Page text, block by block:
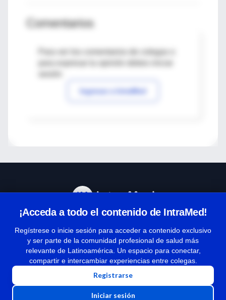
Comentarios
Para ver los comentarios de colegas o
Ingresar a IntraMed
¡Acceda a todo el contenido de IntraMed!
Regístrese o inicie sesión para acceder a contenido exclusivo
y ser parte de la comunidad profesional de salud más
relevante de Latinoamérica. Un espacio para conectar,
compartir e intercambiar experiencias entre colegas.
Registrarse
Iniciar sesión
Términos y condiciones
| Políticas de privacidad
| Todos los derechos reservados | Copyright 1997-2026